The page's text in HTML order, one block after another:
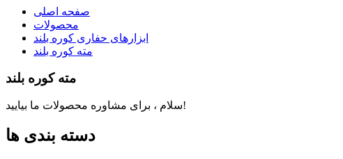
صفحه اصلی
محصولات
ابزارهای حفاری کوره بلند
مته کوره بلند
مته کوره بلند
سلام ، برای مشاوره محصولات ما بیایید!
دسته بندی ها